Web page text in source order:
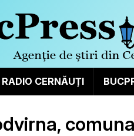
RADIO CERNĂUȚI
comuna